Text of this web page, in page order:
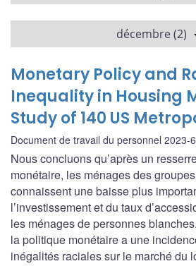
décembre (2)
Monetary Policy and
Inequality in Housing
Study of 140 US
Document de travail du personnel 2023-
Nous concluons qu’après un
monétaire, les ménages des
connaissent une baisse plus
l’investissement et du taux
les ménages de personnes
la politique monétaire a une
inégalités raciales sur le marché du